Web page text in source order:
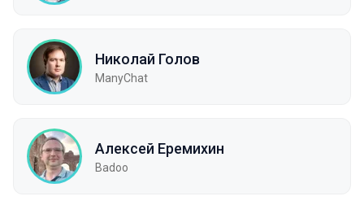
Николай Голов
ManyChat
Алексей Еремихин
Badoo